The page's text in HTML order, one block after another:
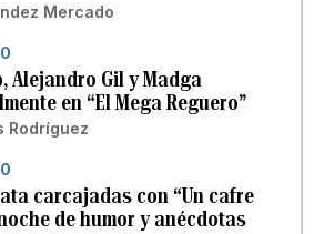
Mercado
Alejandro Gil y Madga
en “El Mega Reguero”
Rodríguez
carcajadas con “Un cafre
de humor y anécdotas